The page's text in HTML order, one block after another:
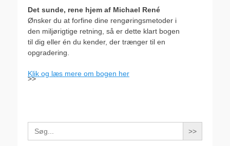
Det sunde, rene hjem af Michael René
Ønsker du at forfine dine rengøringsmetoder i
den miljørigtige retning, så er dette klart bogen
til dig eller én du kender, der trænger til en
opgradering.
Klik og læs mere om bogen her
>>
Search
for: